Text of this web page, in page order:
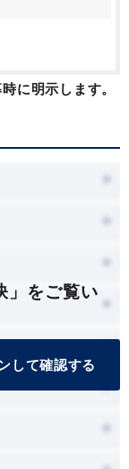
に明示します。
」をご覧い
して確認する